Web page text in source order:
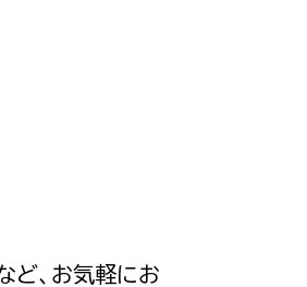
ど、お気軽にお